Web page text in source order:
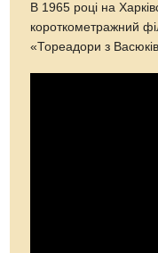
В 1965 році на
короткометражний
«Тореадори з